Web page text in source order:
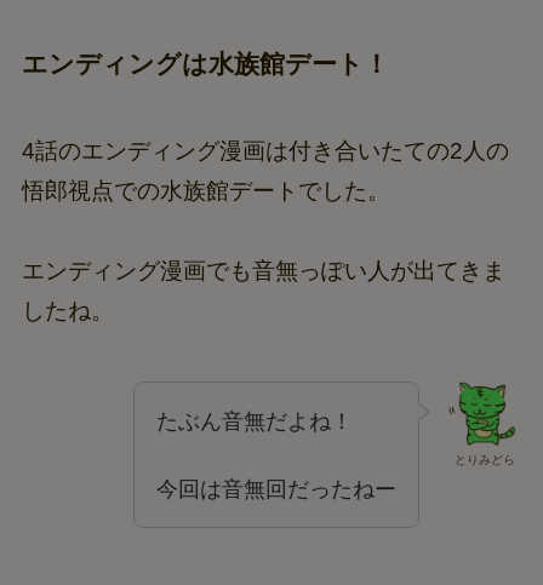
エンディングは水族館デート！
4話のエンディング漫画は付き合いたての2人の
悟郎視点での水族館デートでした。
エンディング漫画でも音無っぽい人が出てきま
したね。
とりみどら
たぶん音無だよね！
今回は音無回だったねー